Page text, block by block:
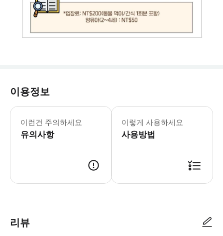
이용정보
이런건 주의하세요
유의사항
▶ 주의사항 - ⚠️ 투어 운영 및 인원 안
이렇게 사용하세요
사용방법
리뷰